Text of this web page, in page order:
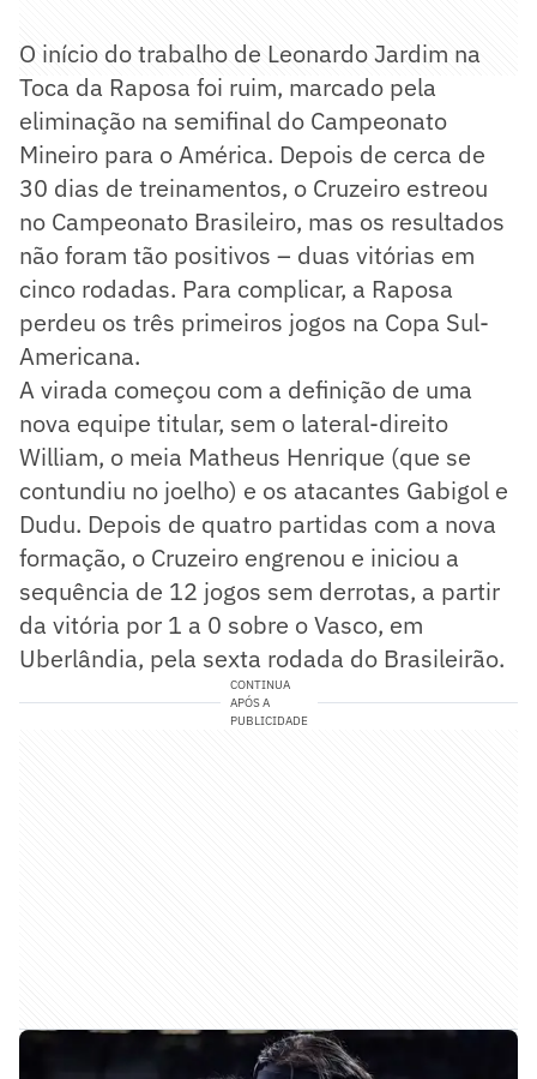
O início do trabalho de Leonardo Jardim na
Toca da Raposa foi ruim, marcado pela
eliminação na semifinal do Campeonato
Mineiro para o América. Depois de cerca de
30 dias de treinamentos, o Cruzeiro estreou
no Campeonato Brasileiro, mas os resultados
não foram tão positivos – duas vitórias em
cinco rodadas. Para complicar, a Raposa
perdeu os três primeiros jogos na Copa Sul-
Americana.
A virada começou com a definição de uma
nova equipe titular, sem o lateral-direito
William, o meia Matheus Henrique (que se
contundiu no joelho) e os atacantes Gabigol e
Dudu. Depois de quatro partidas com a nova
formação, o Cruzeiro engrenou e iniciou a
sequência de 12 jogos sem derrotas, a partir
da vitória por 1 a 0 sobre o Vasco, em
Uberlândia, pela sexta rodada do Brasileirão.
CONTINUA
APÓS A
PUBLICIDADE